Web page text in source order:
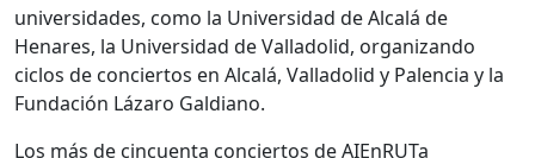
universidades, como la Universidad de Alcalá de
Henares, la Universidad de Valladolid, organizando
ciclos de conciertos en Alcalá, Valladolid y Palencia y la
Fundación Lázaro Galdiano.
Los más de cincuenta conciertos de AIEnRUTa